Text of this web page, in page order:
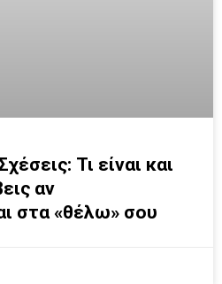
Τι είναι και
αν
στα «θέλω» σου